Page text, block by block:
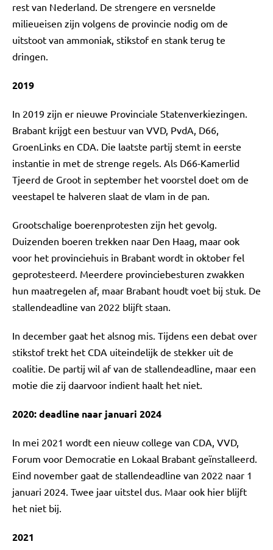
rest van Nederland. De strengere en versnelde
milieueisen zijn volgens de provincie nodig om de
uitstoot van ammoniak, stikstof en stank terug te
dringen.
2019
In 2019 zijn er nieuwe Provinciale Statenverkiezingen.
Brabant krijgt een bestuur van VVD, PvdA, D66,
GroenLinks en CDA. Die laatste partij stemt in eerste
instantie in met de strenge regels. Als D66-Kamerlid
Tjeerd de Groot in september het voorstel doet om de
veestapel te halveren slaat de vlam in de pan.
Grootschalige boerenprotesten zijn het gevolg.
Duizenden boeren trekken naar Den Haag, maar ook
voor het provinciehuis in Brabant wordt in oktober fel
geprotesteerd. Meerdere provinciebesturen zwakken
hun maatregelen af, maar Brabant houdt voet bij stuk. De
stallendeadline van 2022 blijft staan.
In december gaat het alsnog mis. Tijdens een debat over
stikstof trekt het CDA uiteindelijk de stekker uit de
coalitie. De partij wil af van de stallendeadline, maar een
motie die zij daarvoor indient haalt het niet.
2020: deadline naar januari 2024
In mei 2021 wordt een nieuw college van CDA, VVD,
Forum voor Democratie en Lokaal Brabant geïnstalleerd.
Eind november gaat de stallendeadline van 2022 naar 1
januari 2024. Twee jaar uitstel dus. Maar ook hier blijft
het niet bij.
2021